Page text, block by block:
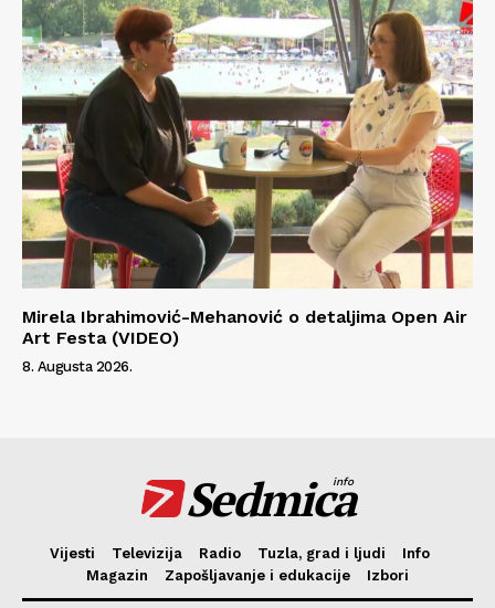
Mirela Ibrahimović-Mehanović o detaljima Open Air
Art Festa (VIDEO)
8. Augusta 2026.
Sedmica
info
Vijesti Televizija Radio Tuzla, grad i ljudi
Info
Magazin
Zapošljavanje i edukacije Izbori